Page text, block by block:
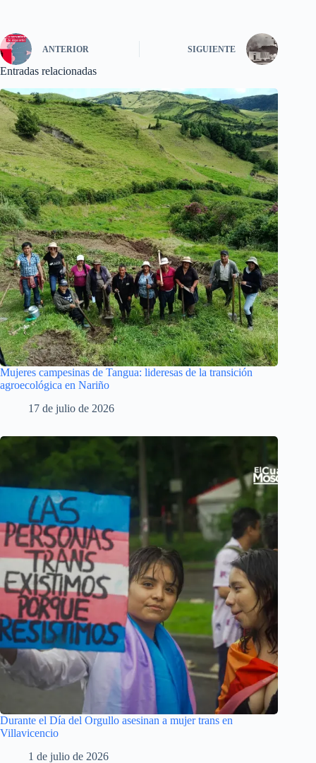
ANTERIOR SIGUIENTE
Entradas relacionadas
Mujeres campesinas de Tangua: lideresas de la transición
agroecológica en Nariño
17 de julio de 2026
Durante el Día del Orgullo asesinan a mujer trans en
Villavicencio
1 de julio de 2026